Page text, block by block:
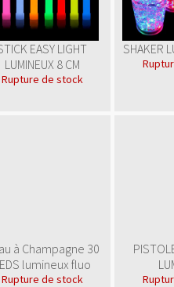
EASY LIGHT
LUMINEUX 8 CM
Rupture de stock
SHAKER
à Champagne 30
lumineux fluo
Rupture de stock